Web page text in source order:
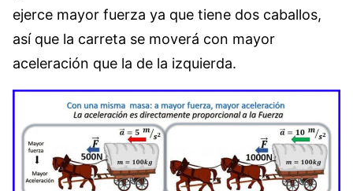
ejerce mayor fuerza ya que tiene dos caballos,
así que la carreta se moverá con mayor
aceleración que la de la izquierda.